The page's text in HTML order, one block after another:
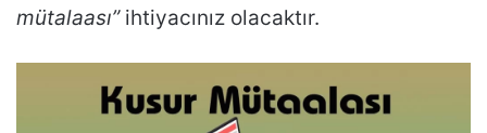
mütalaası”ihtiyacınız olacaktır.